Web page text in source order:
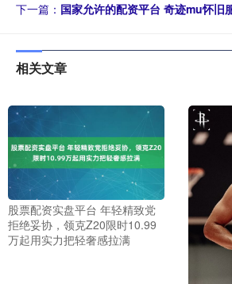
下一篇： 国家允许的配资平台 奇迹mu怀旧
相关文章
股票配资实盘平台 年轻精致党
拒绝妥协，领克Z20限时10.99
万起用实力把轻奢感拉满